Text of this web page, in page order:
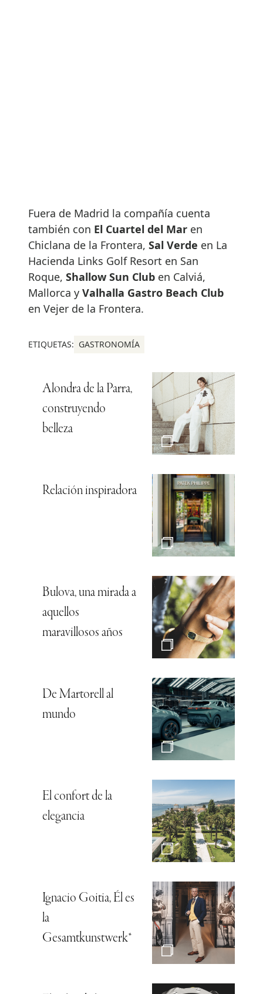
Fuera de Madrid la compañía cuenta
también con El Cuartel del Mar en
Chiclana de la Frontera, Sal Verde en La
Hacienda Links Golf Resort en San
Roque, Shallow Sun Club en Calviá,
Mallorca y Valhalla Gastro Beach Club
en Vejer de la Frontera.
ETIQUETAS: GASTRONOMÍA
Alondra de la Parra,
construyendo
belleza
Relación inspiradora
Bulova, una mirada a
aquellos
maravillosos años
De Martorell al
mundo
El confort de la
elegancia
Ignacio Goitia, Él es
la
Gesamtkunstwerk*